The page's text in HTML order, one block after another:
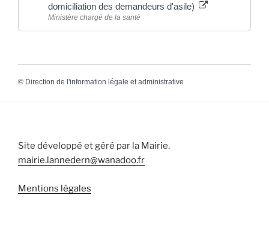
domiciliation des demandeurs d'asile)
Ministère chargé de la santé
© Direction de l'information légale et administrative
Site développé et géré par la Mairie.
mairie.lannedern@wanadoo.fr
Mentions légales